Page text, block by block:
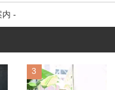
内 -
3